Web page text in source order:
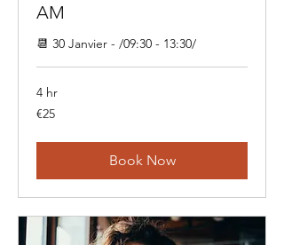
AM
📆 30 Janvier - /09:30 - 13:30/
4 hr
25
euros
€25
Book Now